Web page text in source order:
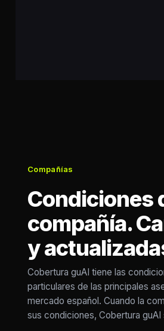
Compañías
Condiciones
compañía.
y
Cobertura guAI tiene las
particulares de las principales
mercado español. Cuando la
sus condiciones, Cobertura guAI